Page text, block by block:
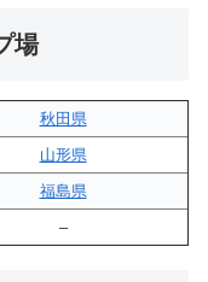
場
秋田県
山形県
福島県
–